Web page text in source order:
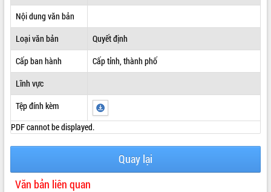
Nội dung văn bản
Loại văn bản
Quyết định
Cấp ban hành
Cấp tỉnh, thành phố
Lĩnh vực
Tệp đính kèm
PDF cannot be displayed.
Quay lại
Văn bản liên quan